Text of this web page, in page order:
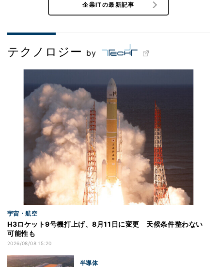
企業ITの最新記事
テクノロジー by
宇宙・航空
H3ロケット9号機打上げ、8月11日に変更 天候条件整わない
可能性も
2026/08/08 15:20
半導体